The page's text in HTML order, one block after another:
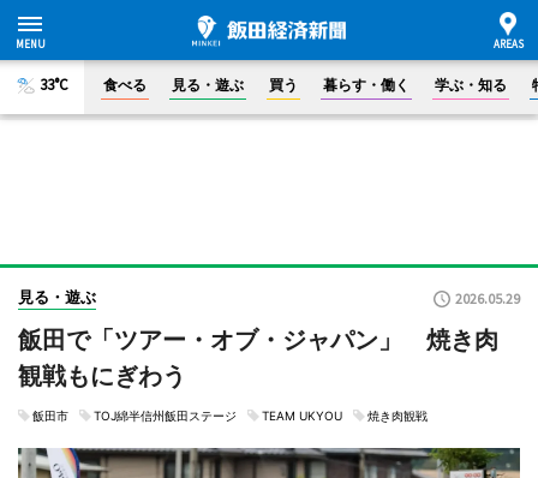
33°C 食べる 見る・遊ぶ 買う 暮らす・働く 学ぶ・知る
見る・遊ぶ 2026.05.29
飯田で「ツアー・オブ・ジャパン」 焼き肉
観戦もにぎわう
飯田市 TOJ綿半信州飯田ステージ TEAM UKYOU 焼き肉観戦